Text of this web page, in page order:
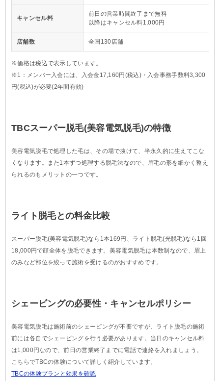
キャンセル料
前日の営業時間終了まで無料
以降はキャンセル料1,000円
店舗数 全国130店舗
※価格は税込で表示しています。
※1：メンバー入会には、入会金17,160円(税込)・入会事務手数料3,300
円(税込)が必要(2年間有効)
TBCスーパー脱毛(美容電気脱毛)の特徴
美容電気脱毛で処理した毛は、その場で抜けて、半永久的に生えてこな
くなります。また1本ずつ処理する脱毛法なので、眉毛の形を細かく整え
られるのもメリットの一つです。
ライト脱毛との料金比較
スーパー脱毛(美容電気脱毛)なら1本169円、ライト脱毛(光脱毛)なら1回
18,000円で顔全体を脱毛できます。美容電気脱毛は本数制なので、眉上
のみなど部位を絞って施術を受けるのがおすすめです。
シェービングの必要性・キャンセルポリシー
美容電気脱毛は施術前のシェービングが不要ですが、ライト脱毛の施術
前には各自でシェービングを行う必要があります。当日のキャンセル料
は1,000円なので、前日の営業終了までに電話で連絡を入れましょう。
こちらでTBCの体験について詳しく紹介しています。
TBCの体験プランと効果を確認